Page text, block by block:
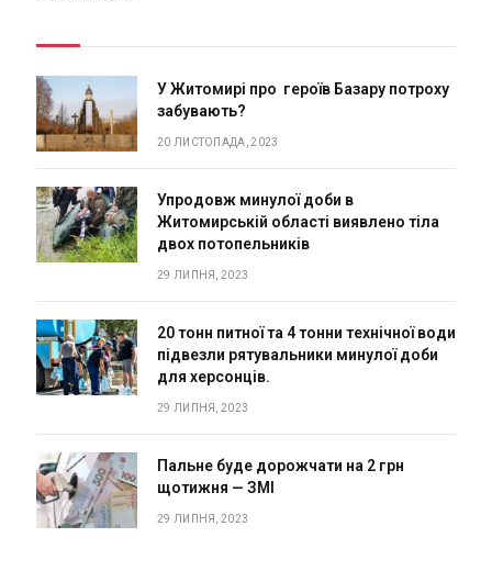
У Житомирі про героїв Базару потроху
забувають?
20 ЛИСТОПАДА, 2023
Упродовж минулої доби в
Житомирській області виявлено тіла
двох потопельників
29 ЛИПНЯ, 2023
20 тонн питної та 4 тонни технічної води
підвезли рятувальники минулої доби
для херсонців.
29 ЛИПНЯ, 2023
Пальне буде дорожчати на 2 грн
щотижня — ЗМІ
29 ЛИПНЯ, 2023